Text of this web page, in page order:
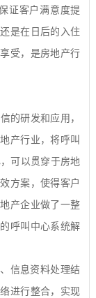
证客户满意度提
是在日后的入住
受，是房地产行
的研发和应用，
产行业，将呼叫
可以贯穿于房地
方案，使得客户
产企业做了一整
呼叫中心系统解
信息资料处理结
进行整合，实现